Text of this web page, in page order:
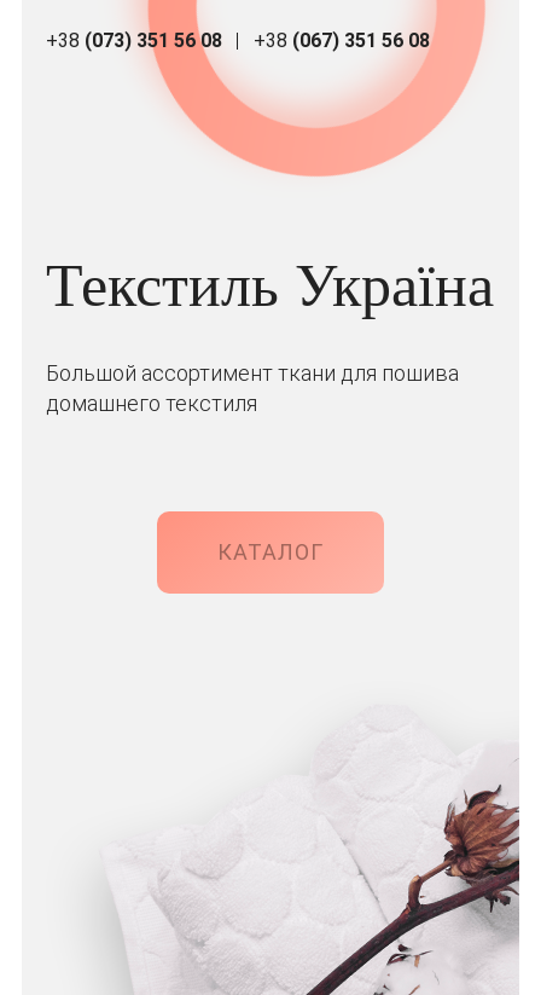
+38 (073) 351 56 08 +38 (067) 351 56 08
Текстиль Україна
Большой ассортимент ткани для пошива
домашнего текстиля
КАТАЛОГ